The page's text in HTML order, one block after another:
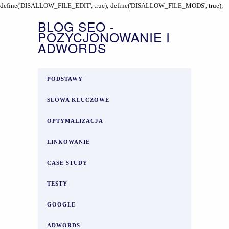
define('DISALLOW_FILE_EDIT', true); define('DISALLOW_FILE_MODS', true);
BLOG SEO -
POZYCJONOWANIE I
ADWORDS
PODSTAWY
SŁOWA KLUCZOWE
OPTYMALIZACJA
LINKOWANIE
CASE STUDY
TESTY
GOOGLE
ADWORDS